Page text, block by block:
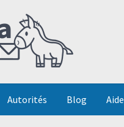
Autorités Blog Aide